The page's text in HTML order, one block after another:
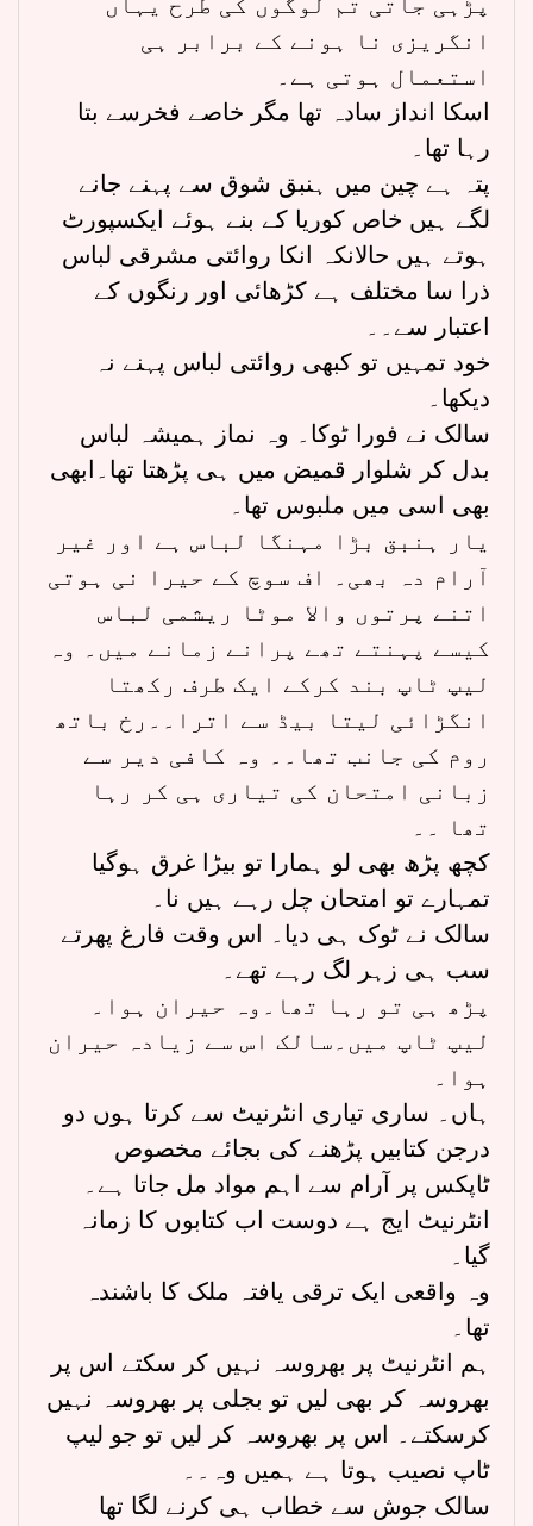
انگریزی نا ہونے کے برابر ہی
استعمال ہوتی ہے۔
اسکا انداز سادہ تھا مگر خاصے فخرسے بتا
رہا تھا۔
پتہ ہے چین میں ہنبق شوق سے پہنے جانے
لگے ہیں خاص کوریا کے بنے ہوئے ایکسپورٹ
ہوتے ہیں حالانکہ انکا روائتی مشرقی لباس
ذرا سا مختلف ہے کڑھائی اور رنگوں کے
اعتبار سے۔۔
خود تمہیں تو کبھی روائتی لباس پہنے نہ
دیکھا۔
سالک نے فورا ٹوکا۔ وہ نماز ہمیشہ لباس
بدل کر شلوار قمیض میں ہی پڑھتا تھا۔ابھی
بھی اسی میں ملبوس تھا۔
یار ہنبق بڑا مہنگا لباس ہے اور غیر
آرام دہ بھی۔ اف سوچ کے حیرا نی ہوتی
اتنے پرتوں والا موٹا ریشمی لباس
کیسے پہنتے تھے پرانے زمانے میں۔ وہ
لیپ ٹاپ بند کرکے ایک طرف رکھتا
انگڑائی لیتا بیڈ سے اترا۔۔رخ باتھ
روم کی جانب تھا۔۔ وہ کافی دیر سے
زبانی امتحان کی تیاری ہی کر رہا
تھا ۔۔
کچھ پڑھ بھی لو ہمارا تو بیڑا غرق ہوگیا
تمہارے تو امتحان چل رہے ہیں نا۔
سالک نے ٹوک ہی دیا۔ اس وقت فارغ پھرتے
سب ہی زہر لگ رہے تھے۔
پڑھ ہی تو رہا تھا۔وہ حیران ہوا۔
لیپ ٹاپ میں۔سالک اس سے زیادہ حیران
ہوا۔
ہاں۔ ساری تیاری انٹرنیٹ سے کرتا ہوں دو
درجن کتابیں پڑھنے کی بجائے مخصوص
ٹاپکس پر آرام سے اہم مواد مل جاتا ہے۔
انٹرنیٹ ایج ہے دوست اب کتابوں کا زمانہ
گیا۔
وہ واقعی ایک ترقی یافتہ ملک کا باشندہ
تھا۔
ہم انٹرنیٹ پر بھروسہ نہیں کر سکتے اس پر
بھروسہ کر بھی لیں تو بجلی پر بھروسہ نہیں
کرسکتے۔ اس پر بھروسہ کر لیں تو جو لیپ
ٹاپ نصیب ہوتا ہے ہمیں وہ۔۔
سالک جوش سے خطاب ہی کرنے لگا تھا